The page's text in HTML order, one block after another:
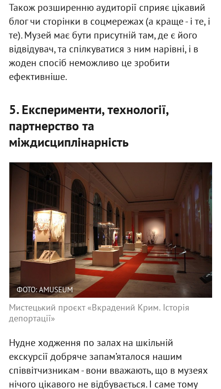
Також розширенню аудиторії сприяє цікавий
блог чи сторінки в соцмережах (а краще - і те, і
те). Музей має бути присутній там, де є його
відвідувач, та спілкуватися з ним нарівні, і в
жоден спосіб неможливо це зробити
ефективніше.
5. Експерименти, технології,
партнерство та
міждисциплінарність
ФОТО: AMUSEUM
Мистецький проєкт «Вкрадений Крим. Історія
депортації»
Нудне ходження по залах на шкільній
екскурсії добряче запам’яталося нашим
співвітчизникам - вони вважають, що в музеях
нічого цікавого не відбувається. І саме тому